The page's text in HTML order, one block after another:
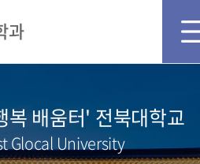
과
복 배움터' 전북대학교
Glocal University